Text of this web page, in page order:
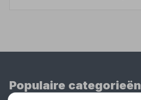
Populaire categorieën